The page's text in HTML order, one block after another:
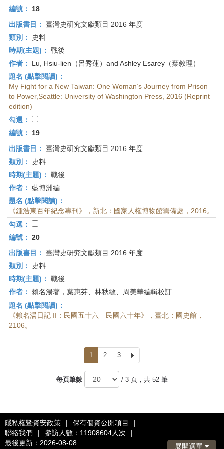
編號：
18
出版書目： 臺灣史研究文獻類目 2016 年度
類別：
史料
時期(主題)： 戰後
作者：
Lu, Hsiu-lien（呂秀蓮）and Ashley Esarey（葉敘理）
題名 (點擊閱讀)：
My Fight for a New Taiwan: One Woman’s Journey from Prison
to Power,Seattle: University of Washington Press, 2016 (Reprint
edition)
勾選：
編號：
19
出版書目： 臺灣史研究文獻類目 2016 年度
類別：
史料
時期(主題)： 戰後
作者： 藍博洲編
題名 (點擊閱讀)：
《鍾浩東百年紀念專刊》，新北：國家人權博物館籌備處，2016。
勾選：
編號： 20
出版書目： 臺灣史研究文獻類目 2016 年度
類別：
史料
時期(主題)： 戰後
作者：
賴名湯著，葉惠芬、林秋敏、周美華編輯校訂
題名 (點擊閱讀)：
《賴名湯日記 II：民國五十六—民國六十年》，臺北：國史館，
2106。
1 2 3
一
每頁筆數
/ 3 頁，共 52 筆
隱私權暨資安政策 | 保有個資公開項目
|
聯絡我們
| 參訪人數：11908604人次
|
最後更新：2026-08-08
展開選單